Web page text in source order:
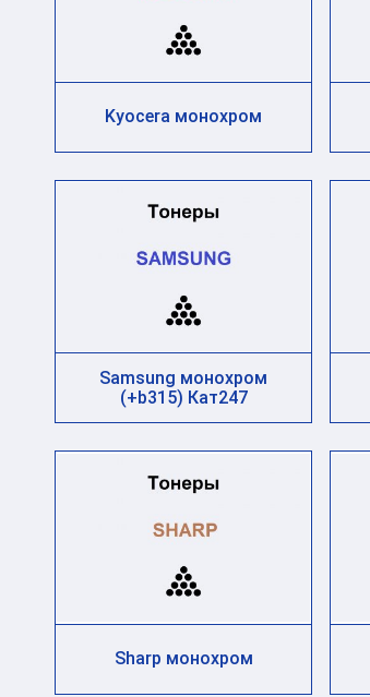
Kyocera монохром
Samsung монохром
(+b315) Кат247
Sharp монохром